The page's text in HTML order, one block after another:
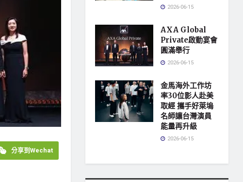
分享到Wechat
2026-06-15
AXA Global
Private啟動宴會
圓滿舉行
2026-06-15
金馬海外工作坊
率30位影人赴美
取經 攜手好萊塢
名師讓台灣演員
能量再升級
2026-06-15